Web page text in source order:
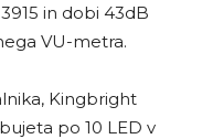
in dobi 43dB
VU-metra.
Kingbright
po 10 LED v